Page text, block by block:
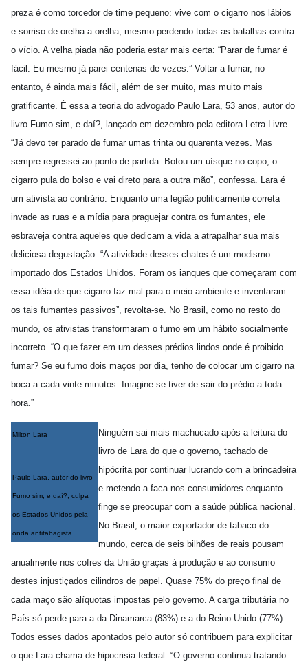
preza é como torcedor de time pequeno: vive com o cigarro nos lábios
e sorriso de orelha a orelha, mesmo perdendo todas as batalhas contra
o vício. A velha piada não poderia estar mais certa: “Parar de fumar é
fácil. Eu mesmo já parei centenas de vezes.” Voltar a fumar, no
entanto, é ainda mais fácil, além de ser muito, mas muito mais
gratificante. É essa a teoria do advogado Paulo Lara, 53 anos, autor do
livro Fumo sim, e daí?, lançado em dezembro pela editora Letra Livre.
“Já devo ter parado de fumar umas trinta ou quarenta vezes. Mas
sempre regressei ao ponto de partida. Botou um uísque no copo, o
cigarro pula do bolso e vai direto para a outra mão”, confessa. Lara é
um ativista ao contrário. Enquanto uma legião politicamente correta
invade as ruas e a mídia para praguejar contra os fumantes, ele
esbraveja contra aqueles que dedicam a vida a atrapalhar sua mais
deliciosa degustação. “A atividade desses chatos é um modismo
importado dos Estados Unidos. Foram os ianques que começaram com
essa idéia de que cigarro faz mal para o meio ambiente e inventaram
os tais fumantes passivos”, revolta-se. No Brasil, como no resto do
mundo, os ativistas transformaram o fumo em um hábito socialmente
incorreto. “O que fazer em um desses prédios lindos onde é proibido
fumar? Se eu fumo dois maços por dia, tenho de colocar um cigarro na
boca a cada vinte minutos. Imagine se tiver de sair do prédio a toda
hora.”
Milton Lara
Paulo Lara, autor do livro
Fumo sim, e daí?, culpa
os Estados Unidos pela
onda antitabagista
Ninguém sai mais machucado após a leitura do
livro de Lara do que o governo, tachado de
hipócrita por continuar lucrando com a brincadeira
e metendo a faca nos consumidores enquanto
finge se preocupar com a saúde pública nacional.
No Brasil, o maior exportador de tabaco do
mundo, cerca de seis bilhões de reais pousam
anualmente nos cofres da União graças à produção e ao consumo
destes injustiçados cilindros de papel. Quase 75% do preço final de
cada maço são alíquotas impostas pelo governo. A carga tributária no
País só perde para a da Dinamarca (83%) e a do Reino Unido (77%).
Todos esses dados apontados pelo autor só contribuem para explicitar
o que Lara chama de hipocrisia federal. “O governo continua tratando